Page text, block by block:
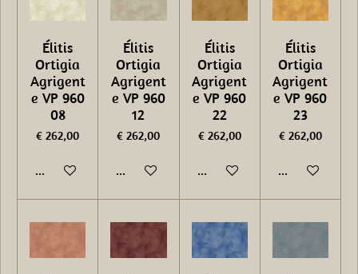
Élitis
Ortigia
Agrigent
e VP 960
08
€ 262,00
In winkelwagen
Élitis
Ortigia
Agrigent
e VP 960
12
€ 262,00
In winkelwagen
Élitis
Ortigia
Agrigent
e VP 960
22
€ 262,00
In winkelwagen
Élitis
Ortigia
Agrigent
e VP 960
23
€ 262,00
In